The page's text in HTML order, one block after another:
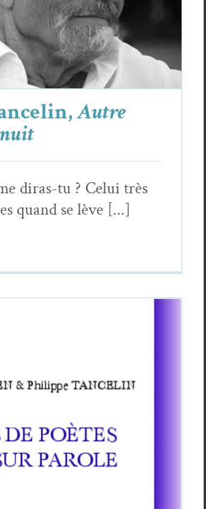
Tancelin Poèmes
Autre
diras-tu ? Celui très
quand se lève [...]